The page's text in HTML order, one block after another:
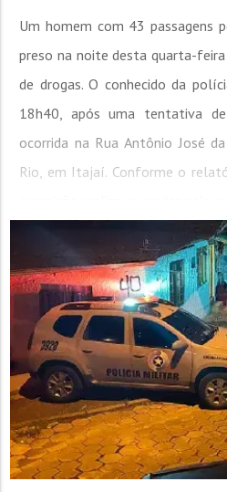
Um homem com 43 passagens
preso na noite desta quarta-
de drogas. O conhecido da
18h40, após uma tentativa
ocorrida na Rua Antônio José
Rio, em Itajaí. Conforme o
guarnição realizava rondas pela